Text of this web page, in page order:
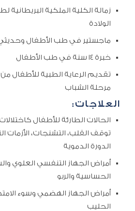
زمالة الكلية الملكية
الولادة
ماجستير في طب الأطفال وحديثي
خبرة ١٤ سنة في طب الأطفال
تقديم الرعاية الطبية للأطفال
مرحلة الشباب
العلاجات:
الحالات الطارئة للأطفال
توقف القلب، التشنجات، الأزمات
الدورة الدموية
أمراض الجهاز التنفسي العلوي
الحساسية والربو
أمراض الجهاز الهضمي وسوء
الحليب